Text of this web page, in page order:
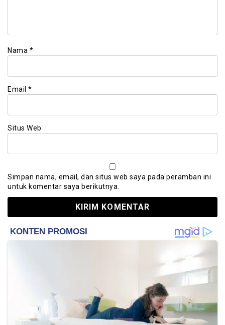
Nama *
Email *
Situs Web
Simpan nama, email, dan situs web saya pada peramban ini
untuk komentar saya berikutnya.